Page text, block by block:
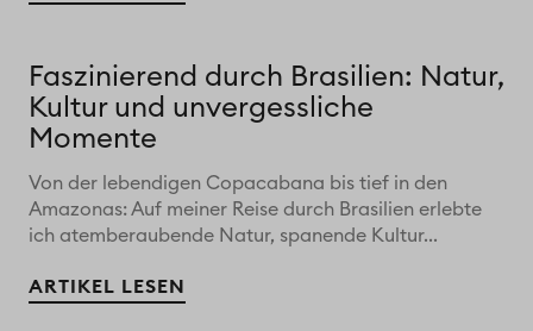
Faszinierend durch Brasilien: Natur,
Kultur und unvergessliche
Momente
Von der lebendigen Copacabana bis tief in den
Amazonas: Auf meiner Reise durch Brasilien erlebte
ich atemberaubende Natur, spanende Kultur...
ARTIKEL LESEN